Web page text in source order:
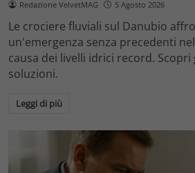
Redazione VelvetMAG 5 Agosto 2026
Le crociere fluviali sul Danubio
un'emergenza senza precedenti
causa dei livelli idrici record.
soluzioni.
Leggi di più